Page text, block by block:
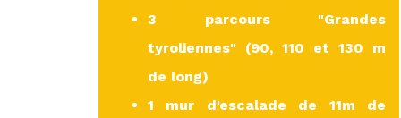
3 parcours "Grandes
tyroliennes" (90, 110 et 130 m
de long)
1 mur d'escalade de 11m de